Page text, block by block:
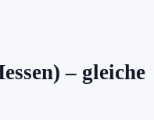
– gleiche